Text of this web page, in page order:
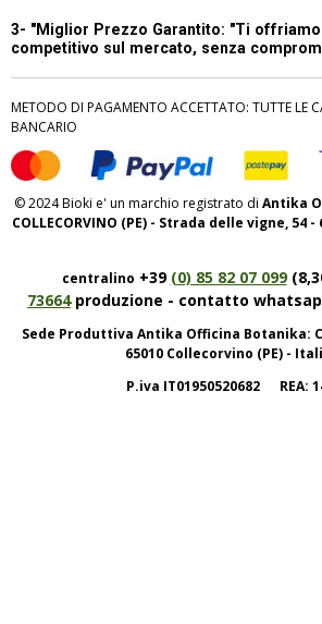
3- "Miglior Prezzo Garantito: "Ti
competitivo sul mercato, senza
METODO DI PAGAMENTO ACCETTATO: TUTTE LE
BANCARIO
© 2024 Bioki e' un marchio registrato di Antika
COLLECORVINO (PE) - Strada delle vigne,
centralino +39 (0) 85 82 07 099
73664produzione - contatto
Sede Produttiva Antika Officina Botanika:
65010 Collecorvino (PE) -
P.iva IT01950520682 REA: